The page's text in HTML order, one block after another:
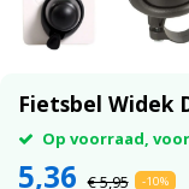
Fietsbel Widek
Op voorraad,
5,36 € 5,95 -10%